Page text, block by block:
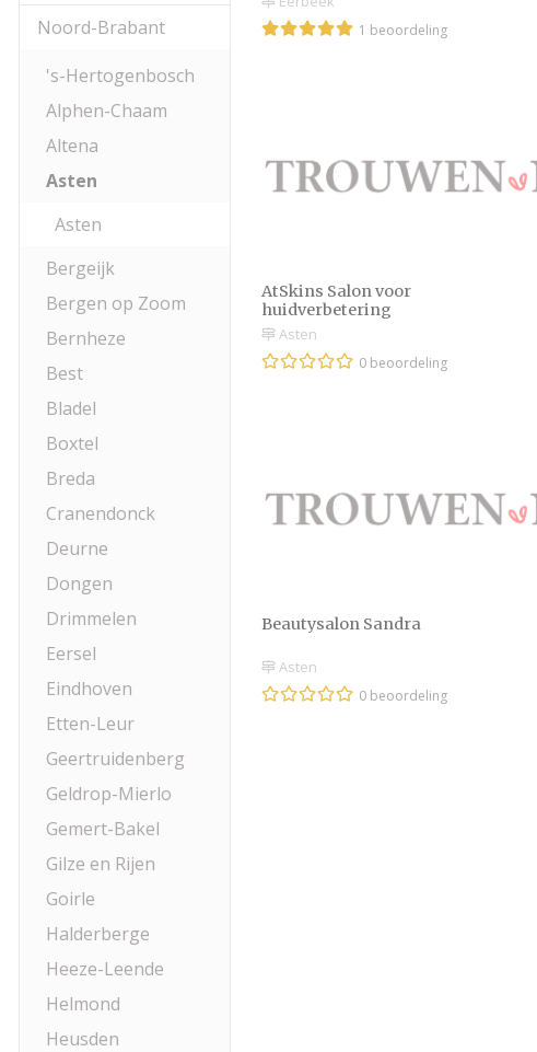
Noord-Brabant
's-Hertogenbosch
Alphen-Chaam
Altena
Asten
Asten
Bergeijk
Bergen op Zoom
Bernheze
Best
Bladel
Boxtel
Breda
Cranendonck
Deurne
Dongen
Drimmelen
Eersel
Eindhoven
Etten-Leur
Geertruidenberg
Geldrop-Mierlo
Gemert-Bakel
Gilze en Rijen
Goirle
Halderberge
Heeze-Leende
Helmond
Heusden
1 beoordeling
AtSkins Salon voor
huidverbetering
Asten
0 beoordeling
Beautysalon Sandra
Asten
0 beoordeling